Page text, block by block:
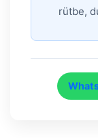
rütbe,